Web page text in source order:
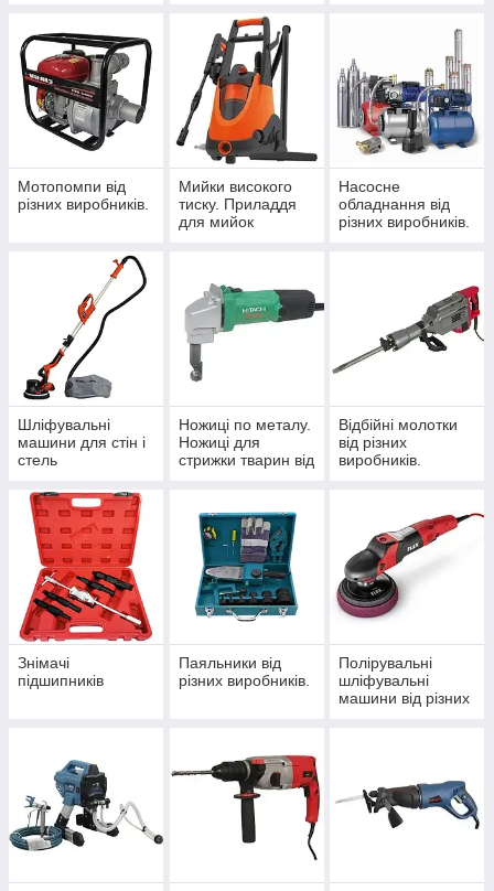
Мотопомпи від
різних виробників.
Мийки високого
тиску. Приладдя
для мийок
Насосне
обладнання від
різних виробників.
Шліфувальні
машини для стін і
стель
Ножиці по металу.
Ножиці для
стрижки тварин від
Відбійні молотки
від різних
виробників.
Знімачі
підшипників
Паяльники від
різних виробників.
Полірувальні
шліфувальні
машини від різних